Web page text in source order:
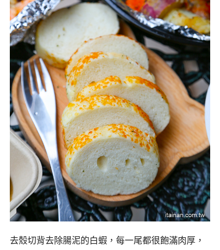
去殼切背去除腸泥的白蝦，每一尾都很飽滿肉厚，